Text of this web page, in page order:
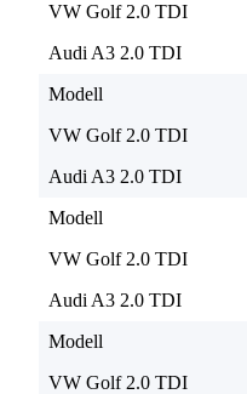
VW Golf 2.0 TDI
Audi A3 2.0 TDI
Modell
VW Golf 2.0 TDI
Audi A3 2.0 TDI
Modell
VW Golf 2.0 TDI
Audi A3 2.0 TDI
Modell
VW Golf 2.0 TDI